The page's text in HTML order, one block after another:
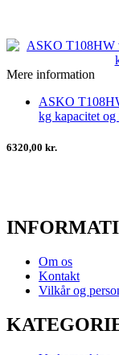
Mere information
ASKO
kg kapacitet
6320,00 kr.
Om os
Kontakt
Vilkår og